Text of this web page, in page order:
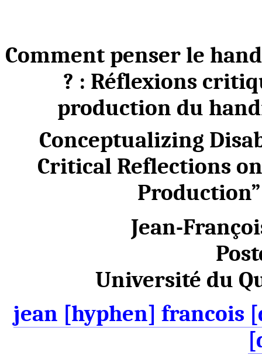
Comment penser le
? : Réflexions
production du
Conceptualizing
Critical Reflections
Jean-
Université du
jean [hyphen]